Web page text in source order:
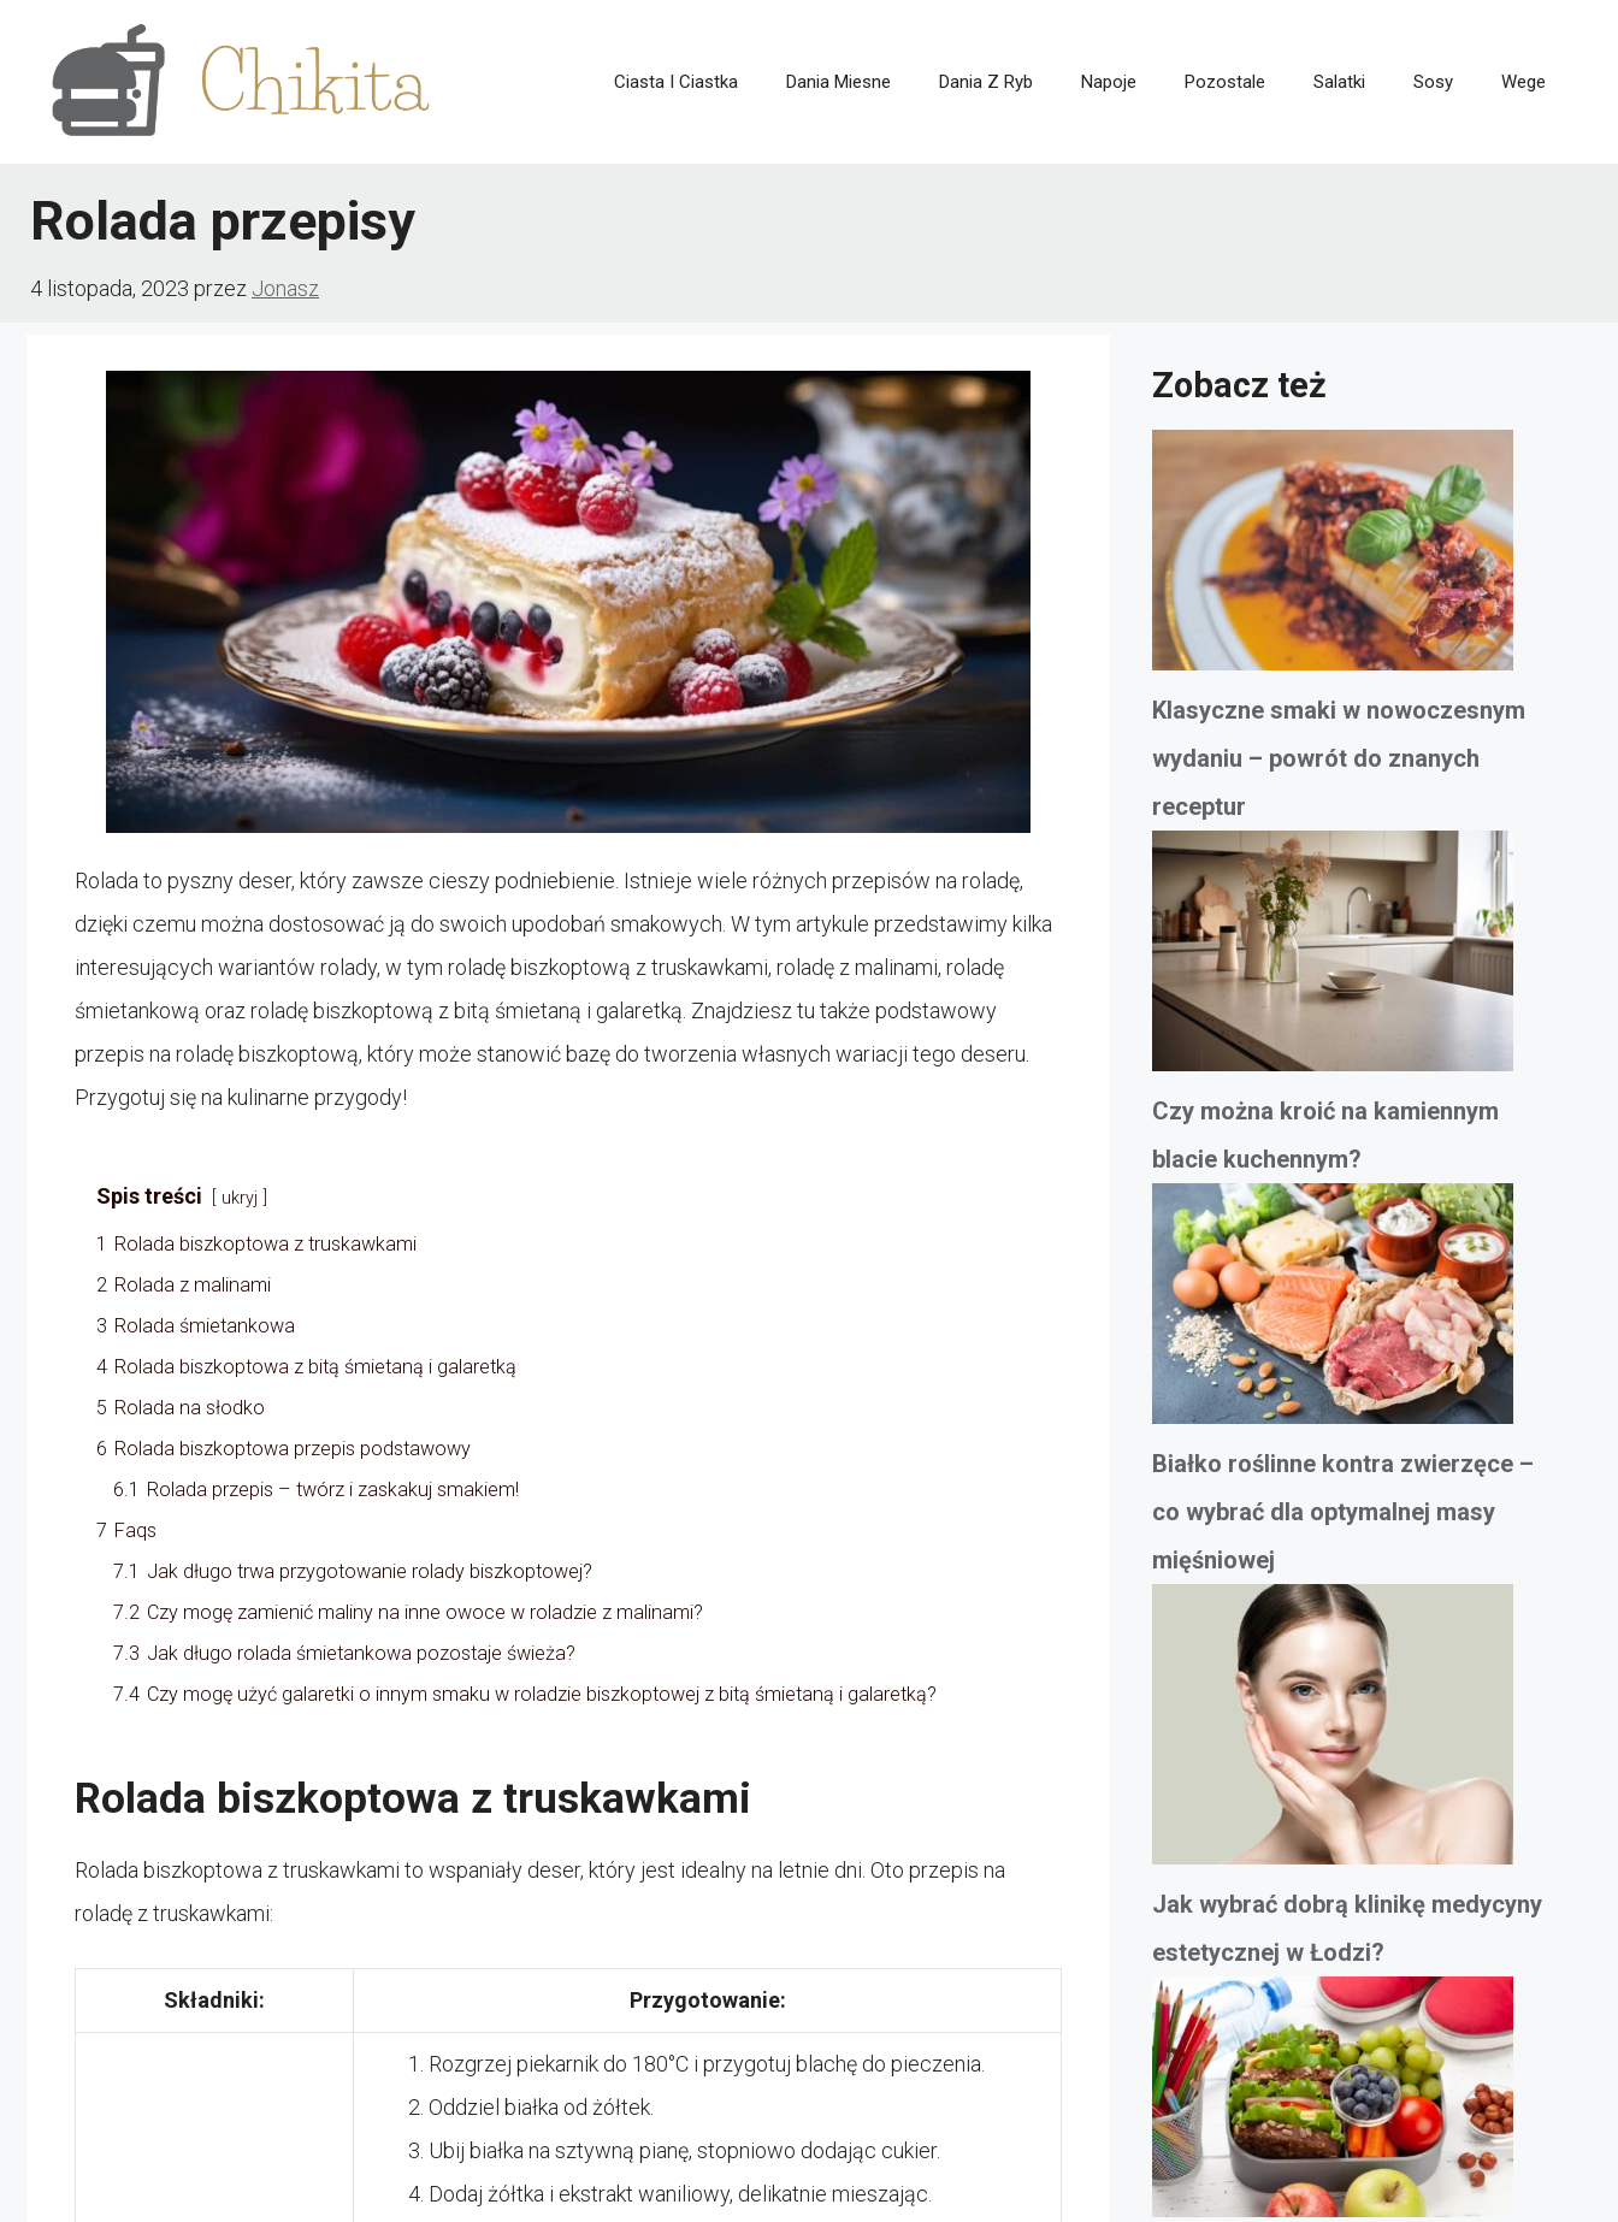
treści
Ciasta I Ciastka Dania Miesne Dania Z Ryb Napoje Pozostale Salatki Sosy Wege
Rolada przepisy
4 listopada, 2023 przez Jonasz
Rolada to pyszny deser, który zawsze cieszy podniebienie. Istnieje wiele różnych przepisów na roladę,
dzięki czemu można dostosować ją do swoich upodobań smakowych. W tym artykule przedstawimy kilka
interesujących wariantów rolady, w tym roladę biszkoptową z truskawkami, roladę z malinami, roladę
śmietankową oraz roladę biszkoptową z bitą śmietaną i galaretką. Znajdziesz tu także podstawowy
przepis na roladę biszkoptową, który może stanowić bazę do tworzenia własnych wariacji tego deseru.
Przygotuj się na kulinarne przygody!
Spis treści ukryj
1 Rolada biszkoptowa z truskawkami
2 Rolada z malinami
3 Rolada śmietankowa
4 Rolada biszkoptowa z bitą śmietaną i galaretką
5 Rolada na słodko
6 Rolada biszkoptowa przepis podstawowy
6.1 Rolada przepis – twórz i zaskakuj smakiem!
7 Faqs
7.1 Jak długo trwa przygotowanie rolady biszkoptowej?
7.2 Czy mogę zamienić maliny na inne owoce w roladzie z malinami?
7.3 Jak długo rolada śmietankowa pozostaje świeża?
7.4 Czy mogę użyć galaretki o innym smaku w roladzie biszkoptowej z bitą śmietaną i galaretką?
Rolada biszkoptowa z truskawkami
Rolada biszkoptowa z truskawkami to wspaniały deser, który jest idealny na letnie dni. Oto przepis na
roladę z truskawkami:
Składniki: Przygotowanie:
Rozgrzej piekarnik do 180°C i przygotuj blachę do pieczenia.
Oddziel białka od żółtek.
Ubij białka na sztywną pianę, stopniowo dodając cukier.
Dodaj żółtka i ekstrakt waniliowy, delikatnie mieszając.
Zobacz też
Klasyczne smaki w nowoczesnym
wydaniu – powrót do znanych
receptur
Czy można kroić na kamiennym
blacie kuchennym?
Białko roślinne kontra zwierzęce –
co wybrać dla optymalnej masy
mięśniowej
Jak wybrać dobrą klinikę medycyny
estetycznej w Łodzi?